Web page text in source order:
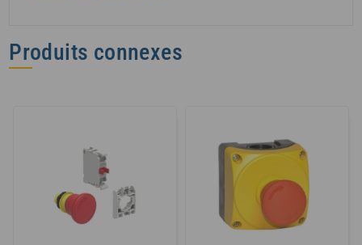
Produits connexes